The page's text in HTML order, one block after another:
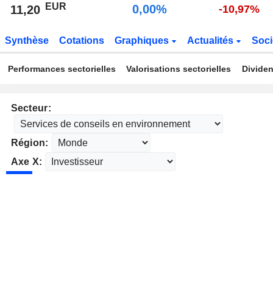
11,20 EUR 0,00% -10,97%
Synthèse Cotations Graphiques Actualités
Performances sectorielles Valorisations sectorielles
Secteur:
Région:
Axe X: